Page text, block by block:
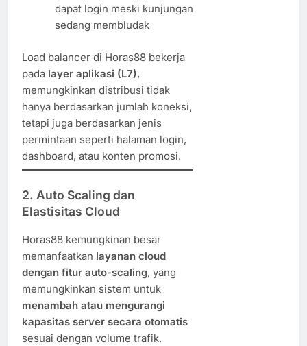
dapat login meski kunjungan
sedang membludak
Load balancer di Horas88 bekerja
pada layer aplikasi (L7),
memungkinkan distribusi tidak
hanya berdasarkan jumlah koneksi,
tetapi juga berdasarkan jenis
permintaan seperti halaman login,
dashboard, atau konten promosi.
2. Auto Scaling dan
Elastisitas Cloud
Horas88 kemungkinan besar
memanfaatkan layanan cloud
dengan fitur auto-scaling, yang
memungkinkan sistem untuk
menambah atau mengurangi
kapasitas server secara otomatis
sesuai dengan volume trafik.